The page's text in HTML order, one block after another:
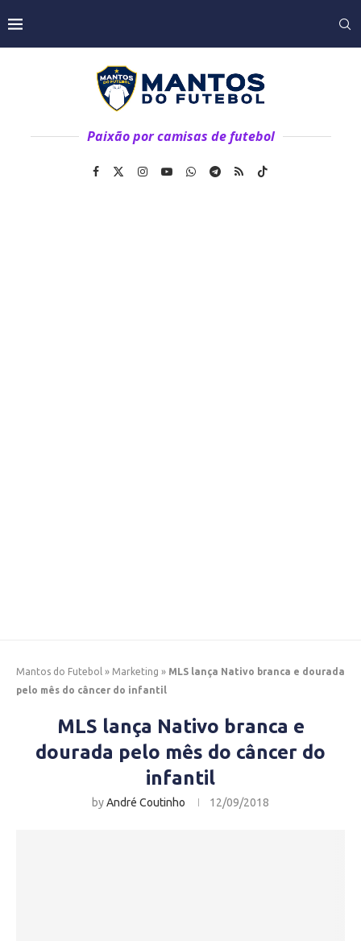
Paixão por camisas de futebol
Mantos do Futebol » Marketing » MLS lança Nativo branca e dourada
pelo mês do câncer do infantil
MLS lança Nativo branca e
dourada pelo mês do câncer do
infantil
byAndré Coutinho 12/09/2018